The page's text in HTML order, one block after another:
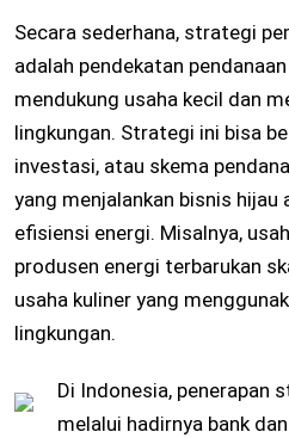
Secara sederhana, strategi
adalah pendekatan
mendukung usaha kecil dan
lingkungan. Strategi ini bisa
investasi, atau skema
yang menjalankan bisnis
efisiensi energi. Misalnya,
produsen energi terbarukan
usaha kuliner yang
lingkungan.
Di Indonesia, penerapan
melalui hadirnya bank